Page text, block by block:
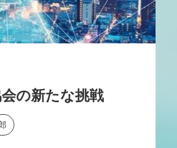
みのリアル～
2026-06-10
の新たな挑戦